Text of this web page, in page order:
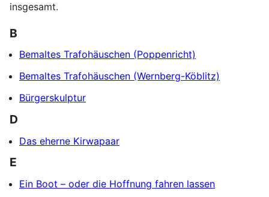
insgesamt.
B
Bemaltes Trafohäuschen (Poppenricht)
Bemaltes Trafohäuschen (Wernberg-Köblitz)
Bürgerskulptur
D
Das eherne Kirwapaar
E
Ein Boot – oder die Hoffnung fahren lassen